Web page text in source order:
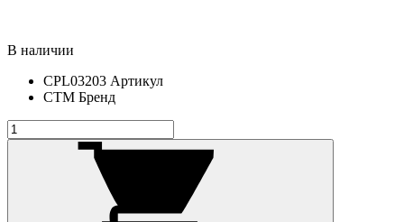
В наличии
CPL03203 Артикул
СТМ Бренд